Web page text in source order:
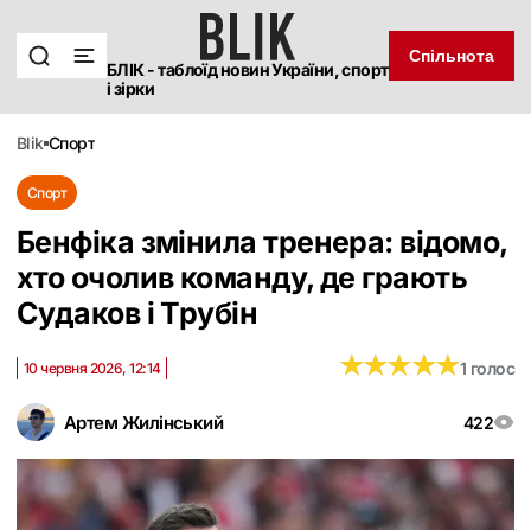
БЛІК - таблоїд новин України, спорт
і зірки
Спільнота
blik спорт
Спорт
Бенфіка змінила тренера: відомо,
хто очолив команду, де грають
Судаков і Трубін
Артем Жилінський 422
10 червня 2026, 12:14 ★★★★★
★★★★★1 голос